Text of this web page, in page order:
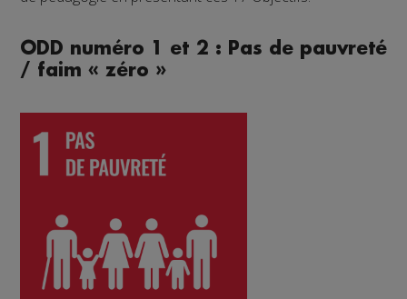
ODD numéro 1 et 2 : Pas de pauvreté
/ faim « zéro »